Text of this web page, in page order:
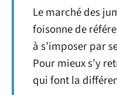
Le marché des
foisonne de
à s’imposer par
Pour mieux s’y
qui font la